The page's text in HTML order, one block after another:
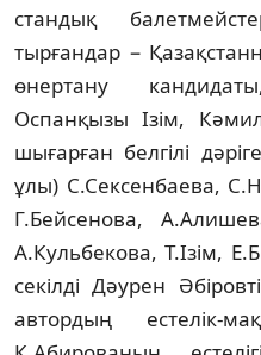
стандық
тырғандар −
өнертану
Оспанқызы Ізім,
шы­ғар­ған белгілі
ұлы) С.Сексенбаева,
Г.Бейсенова,
А.Куль­бекова, Т.Ізім,
секілді Дәурен
автордың естелік-